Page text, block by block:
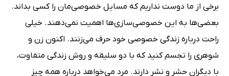
برخى از ما دوست نداریم که مسایل خصوصى‌مان را کسى بداند.
بعضى‌ها به این خصوصى‌سازى‌ها اهمیت نمى‌دهند. خیلى
راحت درباره زندگى خصوصى خود حرف مى‌زنند. اکنون زن و
شوهرى را تجسم کنید که با دو سلیقه و روش زندگى متفاوت،
با دیگران حشر و نشر دارند. مرد مى‌خواهد درباره همه چیز